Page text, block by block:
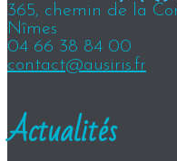
365, chemin de la
Nîmes
04 66 38 84 00
contact@ausiris.fr
Actualités